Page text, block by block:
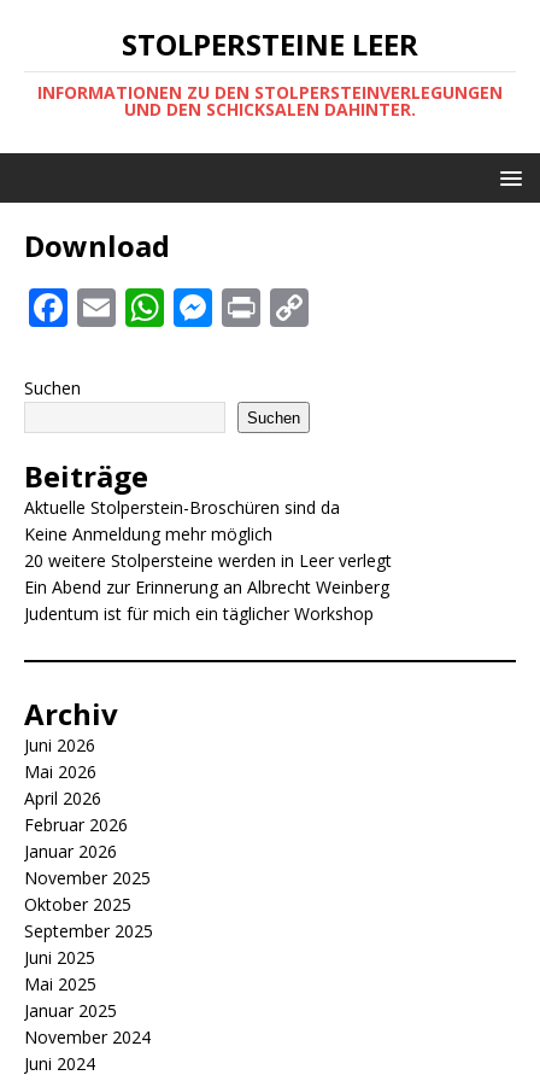
STOLPERSTEINE LEER
INFORMATIONEN ZU DEN STOLPERSTEINVERLEGUNGEN
UND DEN SCHICKSALEN DAHINTER.
Download
F
c
e
b
o
o
k
E
l
W
s
p
p
M
e
g
e
r
P
t y
n
Suchen
Suchen
Beiträge
Aktuelle Stolperstein-Broschüren sind da
Keine Anmeldung mehr möglich
20 weitere Stolpersteine werden in Leer verlegt
Ein Abend zur Erinnerung an Albrecht Weinberg
Judentum ist für mich ein täglicher Workshop
Archiv
Juni 2026
Mai 2026
April 2026
Februar 2026
Januar 2026
November 2025
Oktober 2025
September 2025
Juni 2025
Mai 2025
Januar 2025
November 2024
Juni 2024